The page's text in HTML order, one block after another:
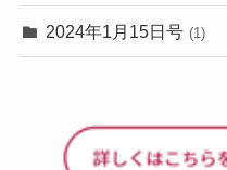
2024年1月15日号 (1)